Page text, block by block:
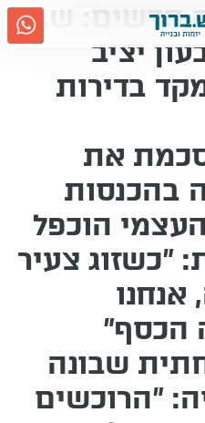
חדשים: ש.
יציב
בדירות
את
בהכנסות
הוכפל
"כשזוג צעיר
אנחנו
הכסף"
שבונה
"הרוכשים